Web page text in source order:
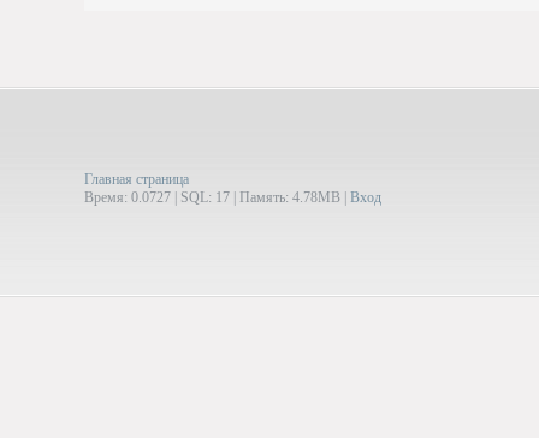
Главная страница
Время: 0.0727 | SQL: 17 | Память: 4.78MB Вход